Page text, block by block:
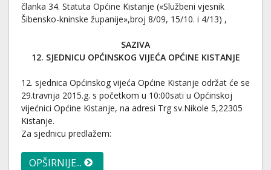
članka 34. Statuta Općine Kistanje («Službeni vjesnik
Šibensko-kninske županije»,broj 8/09, 15/10. i 4/13) ,
SAZIVA
12. SJEDNICU OPĆINSKOG VIJEĆA OPĆINE KISTANJE
12. sjednica Općinskog vijeća Općine Kistanje održat će se
29.travnja 2015.g. s početkom u 10:00sati u Općinskoj
vijećnici Općine Kistanje, na adresi Trg sv.Nikole 5,22305
Kistanje.
Za sjednicu predlažem:
OPŠIRNIJE...